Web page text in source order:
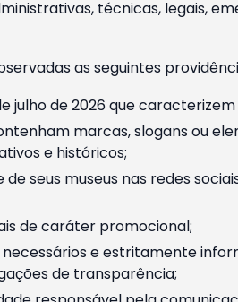
técnicas, legais,
as seguintes
de 2026 que
marcas, slogans ou
e históricos;
seus museus nas redes
de caráter promocional;
e estritamente
de transparência;